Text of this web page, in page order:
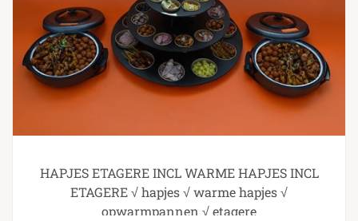
HAPJES ETAGERE INCL WARME HAPJES INCL
ETAGERE √ hapjes √ warme hapjes √
opwarmpannen √ etagere